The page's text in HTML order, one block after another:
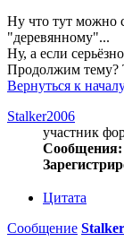
Ну что тут можно
"деревянному"...
Ну, а если
Продолжим тему?
Вернуться к
Stalker2006
участник
Сообщения:
Цитата
Сообщение